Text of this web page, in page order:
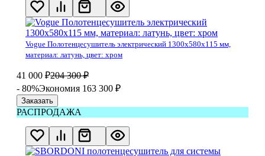
Vogue Полотенцесушитель электрический 1300х580х115 мм,
материал: латунь, цвет: хром
41 000 ₽204 300 ₽
- 80%Экономия 163 300 ₽
Заказать
РАСПРОДАЖА